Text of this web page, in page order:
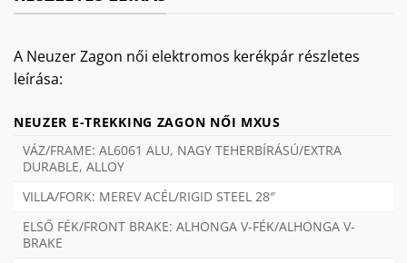
A Neuzer Zagon női elektromos kerékpár részletes
leírása:
NEUZER E-TREKKING ZAGON NŐI MXUS
VÁZ/FRAME: AL6061 ALU, NAGY TEHERBÍRÁSÚ/EXTRA
DURABLE, ALLOY
VILLA/FORK: MEREV ACÉL/RIGID STEEL 28″
ELSŐ FÉK/FRONT BRAKE: ALHONGA V-FÉK/ALHONGA V-
BRAKE